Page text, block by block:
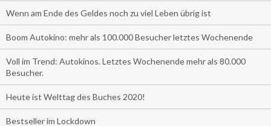
Wenn am Ende des Geldes noch zu viel Leben übrig ist
Boom Autokino: mehr als 100.000 Besucher letztes Wochenende
Voll im Trend: Autokinos. Letztes Wochenende mehr als 80.000
Besucher.
Heute ist Welttag des Buches 2020!
Bestseller im Lockdown